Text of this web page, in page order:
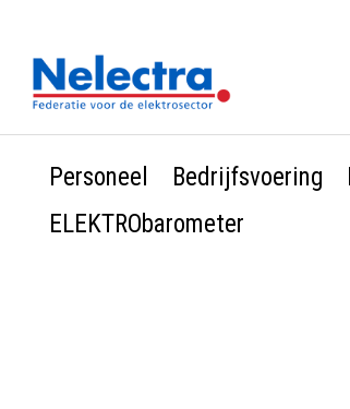
Personeel Bedrijfsvoering
ELEKTRObarometer